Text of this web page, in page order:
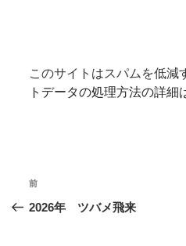
このサイトはスパムを低減
トデータの処理方法の詳
投
稿
前
の
前
2026年 ツバメ飛来